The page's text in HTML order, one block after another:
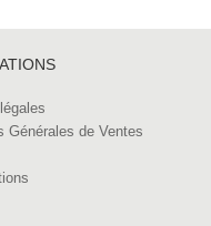
Générales de Ventes